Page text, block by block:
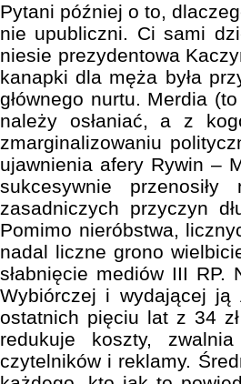
Pytani później o to,
nie upubliczni. Ci sami
niesie prezydentowa
kanapki dla męża była
głównego nurtu. Merdia
należy osłaniać, a z
zmarginalizowaniu
ujawnienia afery Rywin –
sukcesywnie
zasadniczych przyczyn
Pomimo nieróbstwa,
nadal liczne grono
słabnięcie mediów III RP.
Wybiórczej i wydającej ją
ostatnich pięciu lat z 34
redukuje koszty,
czytelników i reklamy.